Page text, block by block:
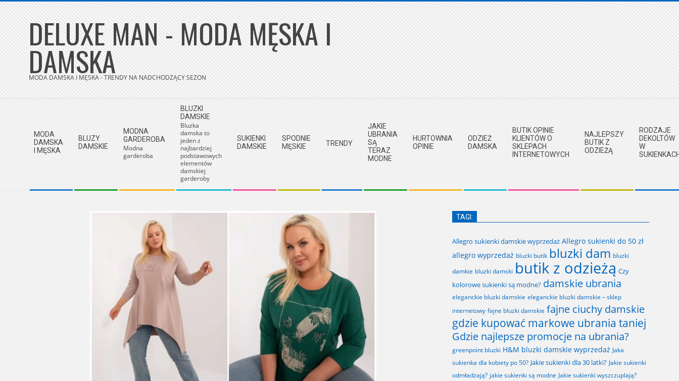
Skip
to
content DELUXE MAN - MODA MĘSKA I
DAMSKA
MODA DAMSKA I MĘSKA - TRENDY NA NADCHODZĄCY SEZON
MODA
DAMSKA
I MĘSKA
BLUZY
DAMSKIE
MODNA
GARDEROBA
Modna
garderoba
BLUZKI
DAMSKIE
Bluzka
damska to
jeden z
najbardziej
podstawowych
elementów
damskiej
garderoby
SUKIENKI
DAMSKIE
SPODNIE
MĘSKIE
TRENDY
JAKIE
UBRANIA
SĄ
TERAZ
MODNE
HURTOWNIA
OPINIE
ODZIEŻ
DAMSKA
BUTIK OPINIE
KLIENTÓW O
SKLEPACH
INTERNETOWYCH
NAJLEPSZY
BUTIK Z
ODZIEŻĄ
RODZAJE
DEKOLTÓW
W
TAGI:
Allegro sukienki damskie wyprzedaż Allegro sukienki do 50 zł
allegro wyprzedaż bluzki butik bluzki dam bluzki
damkie bluzki damski butik z odzieżą Czy
kolorowe sukienki są modne? damskie ubrania
eleganckie bluzki damskie eleganckie bluzki damskie – sklep
internetowy fajne bluzki damskie fajne ciuchy damskie
gdzie kupować markowe ubrania taniej
Gdzie najlepsze promocje na ubrania?
greenpoint bluzki H&M bluzki damskie wyprzedaż Jaka
sukienka dla kobiety po 50? Jakie sukienki dla 30 latki? Jakie sukienki
odmładzają? jakie sukienki są modne Jakie sukienki wyszczuplają?